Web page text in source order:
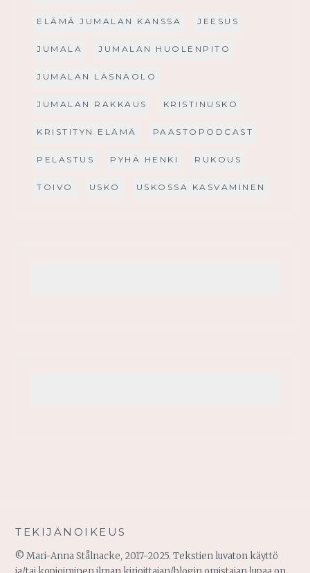
ELÄMÄ JUMALAN KANSSA JEESUS
JUMALA JUMALAN HUOLENPITO
JUMALAN LÄSNÄOLO
JUMALAN RAKKAUS KRISTINUSKO
KRISTITYN ELÄMÄ PAASTOPODCAST
PELASTUS PYHÄ HENKI RUKOUS
TOIVO USKO USKOSSA KASVAMINEN
TEKIJÄNOIKEUS
© Mari-Anna Stålnacke, 2017-2025. Tekstien luvaton käyttö